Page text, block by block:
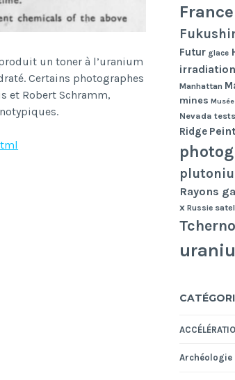
un toner à l’uranium
Certains photographes
et Robert Schramm,
France
Futur glace
irradiation
Manhattan
mines Musée
Nevada
Ridge
Rayons
x Russie
Archéologie